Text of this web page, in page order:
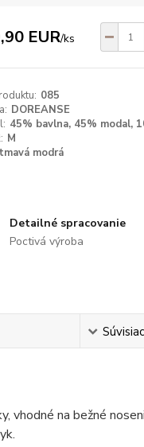
EUR/ks
085
DOREANSE
45% bavlna, 45% modal,
M
tmavá modrá
Detailné spracovanie
Poctivá výroba
vhodné na bežné